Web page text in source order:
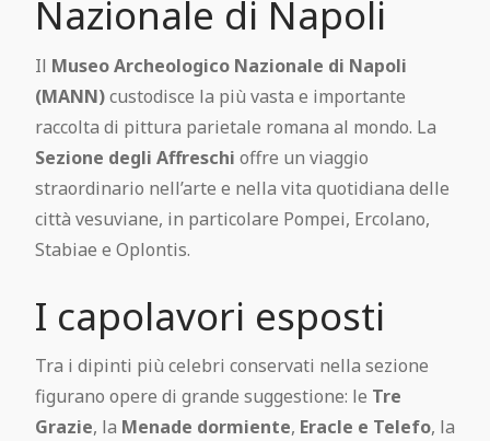
Nazionale di Napoli
Il Museo Archeologico Nazionale di Napoli
(MANN)custodisce la più vasta e importante
raccolta di pittura parietale romana al mondo. La
Sezione degli Affreschi offre un viaggio
straordinario nell’arte e nella vita quotidiana delle
città vesuviane, in particolare Pompei, Ercolano,
Stabiae e Oplontis.
I capolavori esposti
Tra i dipinti più celebri conservati nella sezione
figurano opere di grande suggestione: le Tre
Grazie, la Menade dormiente, Eracle e Telefo, la
Pompei Gratis
Regolamento visita
Pompeii Situs Latine scriptus
Pompei
Guida ufficiale di Pompei